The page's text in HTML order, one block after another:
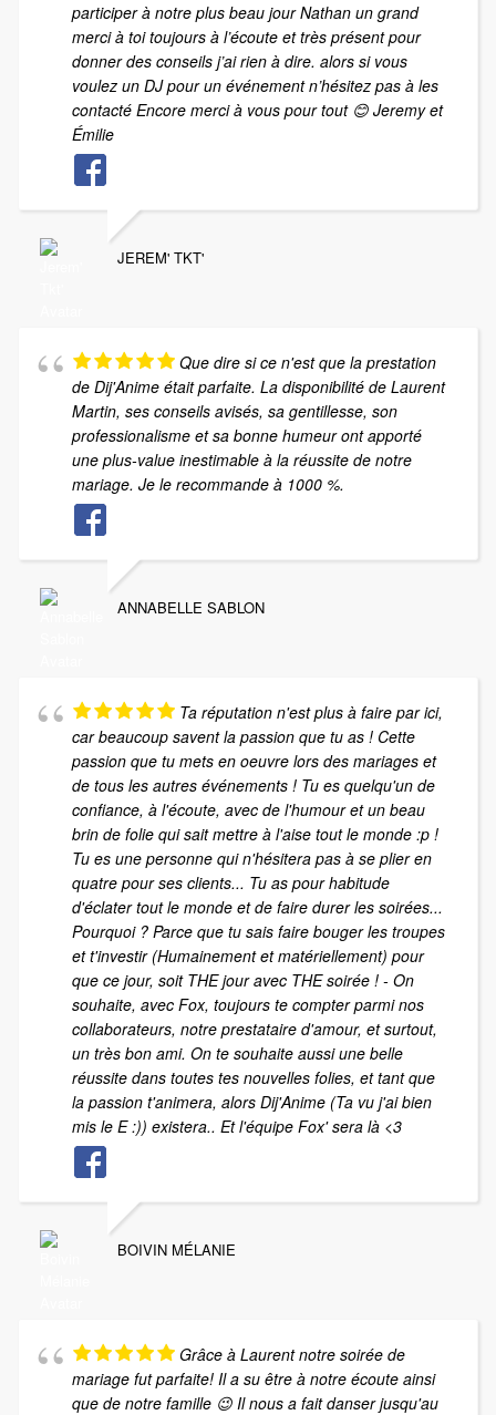
participer à notre plus beau jour Nathan un grand
merci à toi toujours à l’écoute et très présent pour
donner des conseils j’ai rien à dire. alors si vous
voulez un DJ pour un événement n’hésitez pas à les
contacté Encore merci à vous pour tout 😊 Jeremy et
Émilie
JEREM' TKT'
Que dire si ce n'est que la prestation
de Dij'Anime était parfaite. La disponibilité de Laurent
Martin, ses conseils avisés, sa gentillesse, son
professionalisme et sa bonne humeur ont apporté
une plus-value inestimable à la réussite de notre
mariage. Je le recommande à 1000 %.
ANNABELLE SABLON
Ta réputation n'est plus à faire par ici,
car beaucoup savent la passion que tu as ! Cette
passion que tu mets en oeuvre lors des mariages et
de tous les autres événements ! Tu es quelqu'un de
confiance, à l'écoute, avec de l'humour et un beau
brin de folie qui sait mettre à l'aise tout le monde :p !
Tu es une personne qui n'hésitera pas à se plier en
quatre pour ses clients... Tu as pour habitude
d'éclater tout le monde et de faire durer les soirées...
Pourquoi ? Parce que tu sais faire bouger les troupes
et t'investir (Humainement et matériellement) pour
que ce jour, soit THE jour avec THE soirée ! - On
souhaite, avec Fox, toujours te compter parmi nos
collaborateurs, notre prestataire d'amour, et surtout,
un très bon ami. On te souhaite aussi une belle
réussite dans toutes tes nouvelles folies, et tant que
la passion t'animera, alors Dij'Anime (Ta vu j'ai bien
mis le E :)) existera.. Et l'équipe Fox' sera là <3
BOIVIN MÉLANIE
Grâce à Laurent notre soirée de
mariage fut parfaite! Il a su être à notre écoute ainsi
que de notre famille 😉 Il nous a fait danser jusqu'au